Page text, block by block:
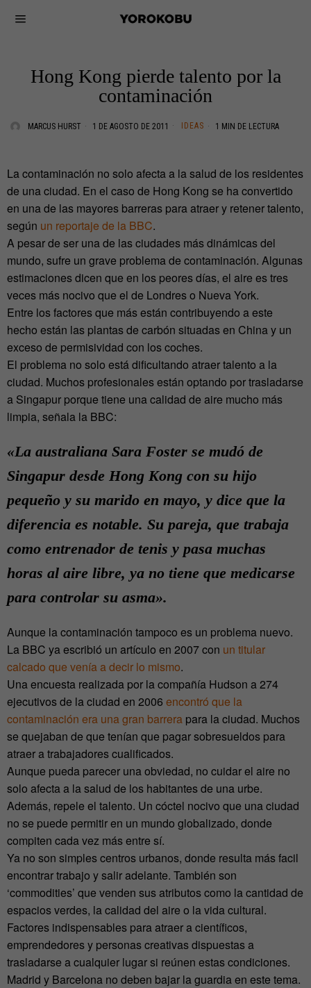
Hong Kong pierde talento por la
contaminación
MARCUS HURST 1 DE AGOSTO DE 2011 IDEAS 1 MIN DE LECTURA
La contaminación no solo afecta a la salud de los residentes
de una ciudad. En el caso de Hong Kong se ha convertido
en una de las mayores barreras para atraer y retener talento,
según un reportaje de la BBC.
A pesar de ser una de las ciudades más dinámicas del
mundo, sufre un grave problema de contaminación. Algunas
estimaciones dicen que en los peores días, el aire es tres
veces más nocivo que el de Londres o Nueva York.
Entre los factores que más están contribuyendo a este
hecho están las plantas de carbón situadas en China y un
exceso de permisividad con los coches.
El problema no solo está dificultando atraer talento a la
ciudad. Muchos profesionales están optando por trasladarse
a Singapur porque tiene una calidad de aire mucho más
limpia, señala la BBC:
«La australiana Sara Foster se mudó de
Singapur desde Hong Kong con su hijo
pequeño y su marido en mayo, y dice que la
diferencia es notable. Su pareja, que trabaja
como entrenador de tenis y pasa muchas
horas al aire libre, ya no tiene que medicarse
para controlar su asma».
Aunque la contaminación tampoco es un problema nuevo.
La BBC ya escribió un artículo en 2007 con un titular
calcado que venía a decir lo mismo.
Una encuesta realizada por la compañía Hudson a 274
ejecutivos de la ciudad en 2006 encontró que la
contaminación era una gran barrera para la ciudad. Muchos
se quejaban de que tenían que pagar sobresueldos para
atraer a trabajadores cualificados.
Aunque pueda parecer una obviedad, no cuidar el aire no
solo afecta a la salud de los habitantes de una urbe.
Además, repele el talento. Un cóctel nocivo que una ciudad
no se puede permitir en un mundo globalizado, donde
compiten cada vez más entre sí.
Ya no son simples centros urbanos, donde resulta más facil
encontrar trabajo y salir adelante. También son
‘commodities’ que venden sus atributos como la cantidad de
espacios verdes, la calidad del aire o la vida cultural.
Factores indispensables para atraer a científicos,
emprendedores y personas creativas dispuestas a
trasladarse a cualquier lugar si reúnen estas condiciones.
Madrid y Barcelona no deben bajar la guardia en este tema.